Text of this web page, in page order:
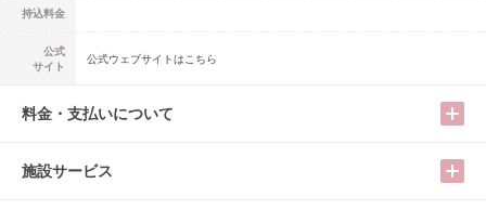
持込料金
公式
サイト
公式ウェブサイトはこちら
料金・支払いについて
施設サービス